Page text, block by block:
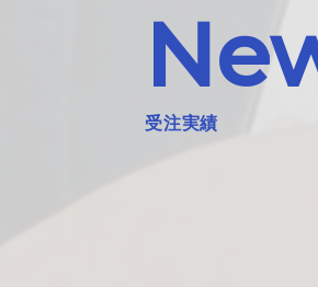
受注実績